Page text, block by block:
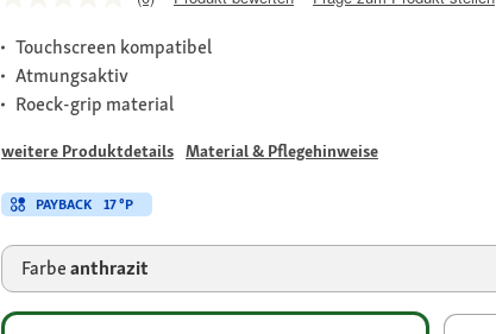
Touchscreen kompatibel
Atmungsaktiv
Roeck-grip material
weitere Produktdetails Material & Pflegehinweise
PAYBACK 17 °P
Farbeanthrazit